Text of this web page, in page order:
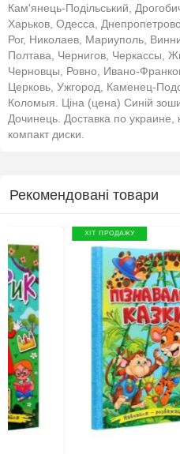
Кам'янець-Подільський,
Харьков, Одесса,
Рог, Николаев, Мариуполь,
Полтава, Чернигов, Черкассы,
Черновцы, Ровно, Ивано-
Церковь, Ужгород, Каменец-
Коломыя. Ціна (цена) Синій
Дочинець. Доставка по украине,
компакт диски.
Рекомендовані товари